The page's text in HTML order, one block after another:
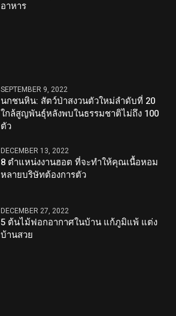
อาหาร
SEPTEMBER 9, 2022
นกชนหิน: สัตว์ป่าสงวนตัวใหม่ลำดับที่ 20
ใกล้สูญพันธุ์หลังพบในธรรมชาติไม่ถึง 100
ตัว
DECEMBER 13, 2022
8 ตำแหน่งงานฮอต ที่จะทำให้คุณเนื้อหอม
หลายบริษัทต้องการตัว
DECEMBER 27, 2022
5 ต้นไม้ฟอกอากาศในบ้าน แก้ภูมิแพ้ แต่ง
บ้านสวย